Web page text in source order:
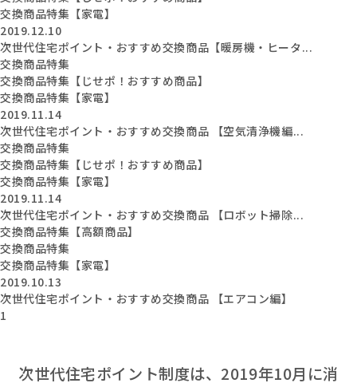
交換商品特集【家電】
2019.12.10
次世代住宅ポイント・おすすめ交換商品【暖房機・ヒータ...
交換商品特集
交換商品特集【じせポ！おすすめ商品】
交換商品特集【家電】
2019.11.14
次世代住宅ポイント・おすすめ交換商品 【空気清浄機編...
交換商品特集
交換商品特集【じせポ！おすすめ商品】
交換商品特集【家電】
2019.11.14
次世代住宅ポイント・おすすめ交換商品 【ロボット掃除...
交換商品特集【高額商品】
交換商品特集
交換商品特集【家電】
2019.10.13
次世代住宅ポイント・おすすめ交換商品 【エアコン編】
1
次世代住宅ポイント制度は、2019年10月に消